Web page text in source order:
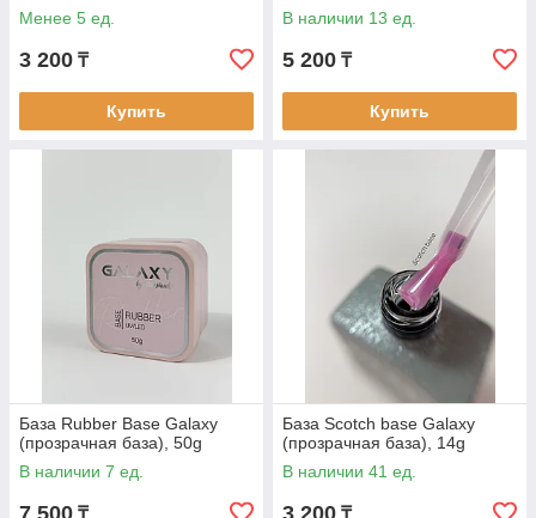
Менее 5 ед.
3 200 ₸
Купить
В наличии 13 ед.
5 200 ₸
Купить
База Rubber Base Galaxy
(прозрачная база), 50g
В наличии 7 ед.
7 500 ₸
База Scotch base Galaxy
(прозрачная база), 14g
В наличии 41 ед.
3 200 ₸